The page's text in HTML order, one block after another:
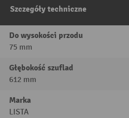
Szczegóły techniczne
Do wysokości przodu
75 mm
Głębokość szuflad
612 mm
Marka
LISTA